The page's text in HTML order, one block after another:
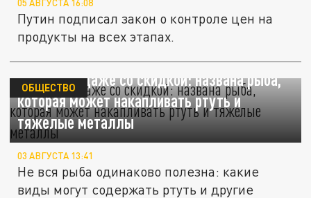
05 АВГУСТА 16:08
Путин подписал закон о контроле цен на
продукты на всех этапах.
Не берите даже со скидкой: названа рыба,
которая может накапливать ртуть и
тяжелые металлы
ОБЩЕСТВО
03 АВГУСТА 13:41
Не вся рыба одинаково полезна: какие
виды могут содержать ртуть и другие